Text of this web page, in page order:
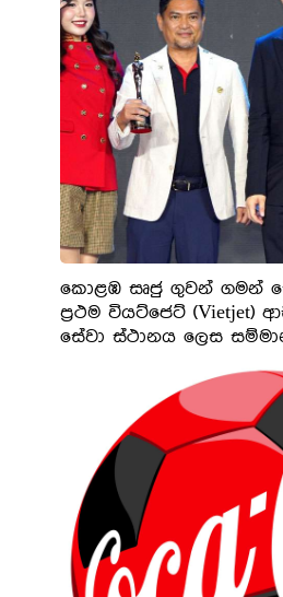
කොළඹ සෘජු ගුවන් ගමන්
ප්‍රථම වියට්ජෙට් (Vietjet)
සේවා ස්ථානය ලෙස